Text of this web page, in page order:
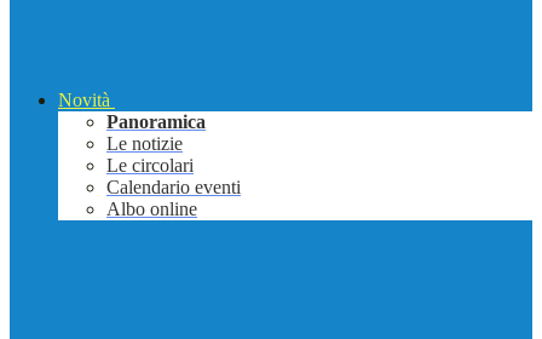
Novità
Panoramica
Le notizie
Le circolari
Calendario eventi
Albo online